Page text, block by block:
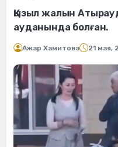
Қызыл жалын
ауданында болған.
Ажар Хамитова 21 мая,